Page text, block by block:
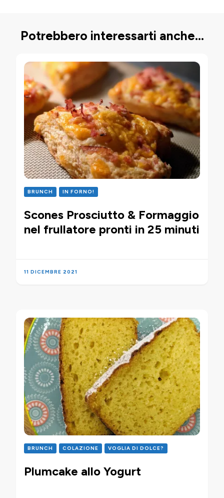
Potrebbero interessarti anche...
BRUNCH IN FORNO!
Scones Prosciutto & Formaggio
nel frullatore pronti in 25 minuti
11 DICEMBRE 2021
BRUNCH COLAZIONE VOGLIA DI DOLCE?
Plumcake allo Yogurt